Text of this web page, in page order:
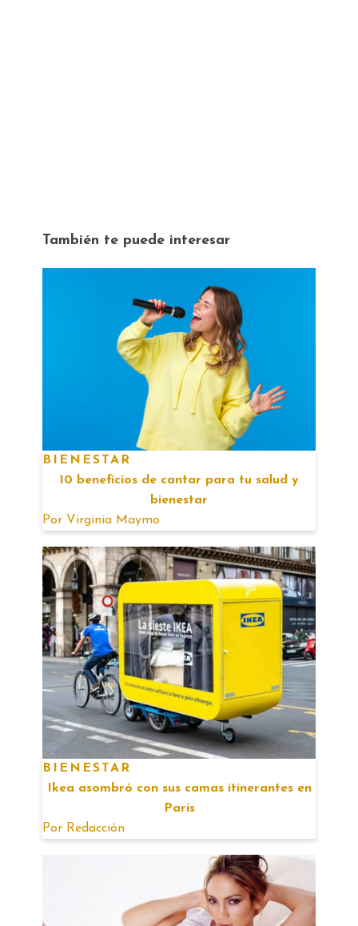
También te puede interesar
BIENESTAR
10 beneficios de cantar para tu salud y
bienestar
Por Virginia Maymo
BIENESTAR
Ikea asombró con sus camas itinerantes en
París
Por Redacción